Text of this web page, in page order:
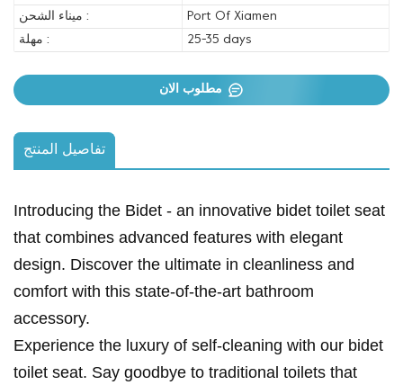
ميناء الشحن :
Port Of Xiamen
مهلة :
25-35 days
تفاصيل المنتج
Introducing the Bidet - an innovative bidet toilet seat
that combines advanced features with elegant
design. Discover the ultimate in cleanliness and
comfort with this state-of-the-art bathroom
accessory.
Experience the luxury of self-cleaning with our bidet
toilet seat. Say goodbye to traditional toilets that